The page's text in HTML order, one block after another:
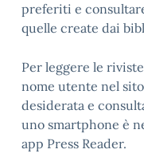
preferiti e
quelle create dai
Per leggere le
nome utente nel
desiderata e
uno smartphone è
app Press Reader.